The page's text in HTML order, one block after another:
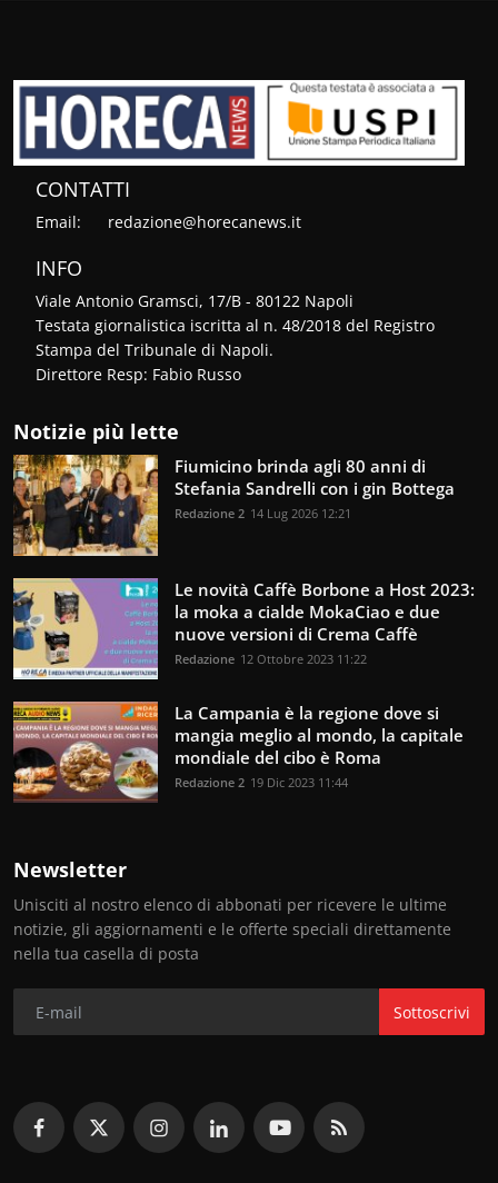
CONTATTI
Email: redazione@horecanews.it
INFO
Viale Antonio Gramsci, 17/B - 80122 Napoli
Testata giornalistica iscritta al n. 48/2018 del Registro
Stampa del Tribunale di Napoli.
Direttore Resp: Fabio Russo
Notizie più lette
Fiumicino brinda agli 80 anni di
Stefania Sandrelli con i gin Bottega
Redazione 2 14 Lug 2026 12:21
Le novità Caffè Borbone a Host 2023:
la moka a cialde MokaCiao e due
nuove versioni di Crema Caffè
Redazione 12 Ottobre 2023 11:22
La Campania è la regione dove si
mangia meglio al mondo, la capitale
mondiale del cibo è Roma
Redazione 2 19 Dic 2023 11:44
Newsletter
Unisciti al nostro elenco di abbonati per ricevere le ultime
notizie, gli aggiornamenti e le offerte speciali direttamente
nella tua casella di posta
Sottoscrivi